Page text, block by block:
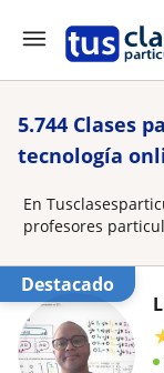
5.744 Clases
tecnología
En
profesores
Destacado